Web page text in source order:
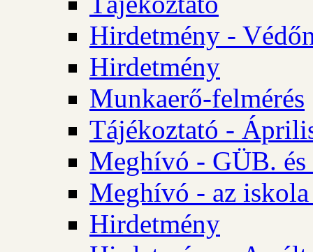
Hirdetmény -
Hirdetmény
Munkaerő-felmérés
Tájékoztató -
Meghívó - GÜB.
Meghívó - az iskola
Hirdetmény